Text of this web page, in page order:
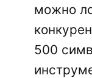
можно
500